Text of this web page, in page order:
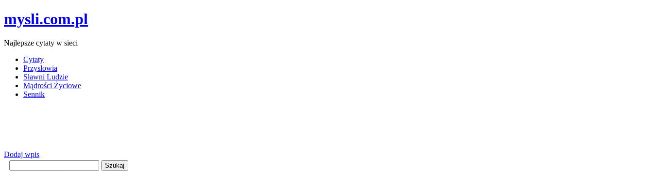
mysli.com.pl
Najlepsze cytaty w sieci
Cytaty
Przysłowia
Sławni Ludzie
Mądrości Życiowe
Sennik
Dodaj wpis